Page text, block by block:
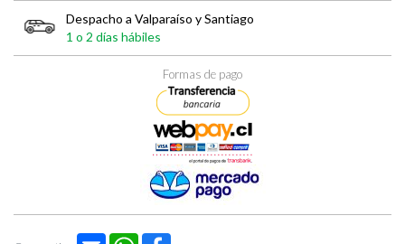
Despacho a Valparaíso y Santiago
1 o 2 días hábiles
Formas de pago
Email WhatsApp